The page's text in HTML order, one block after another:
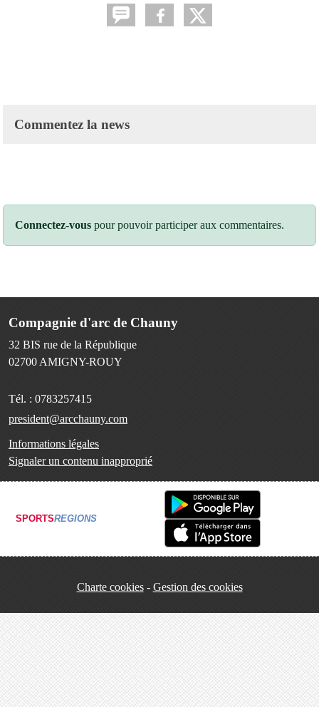
Commentez la news
Connectez-vous pour pouvoir participer aux commentaires.
Compagnie d'arc de Chauny
32 BIS rue de la République
02700 AMIGNY-ROUY
Tél. : 0783257415
president@arcchauny.com
Informations légales
Signaler un contenu inapproprié
SPORTSREGIONS
Charte cookies Gestion des cookies